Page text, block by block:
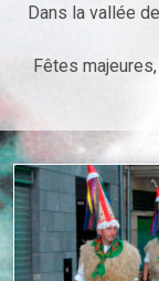
Dans la vallée
Fêtes